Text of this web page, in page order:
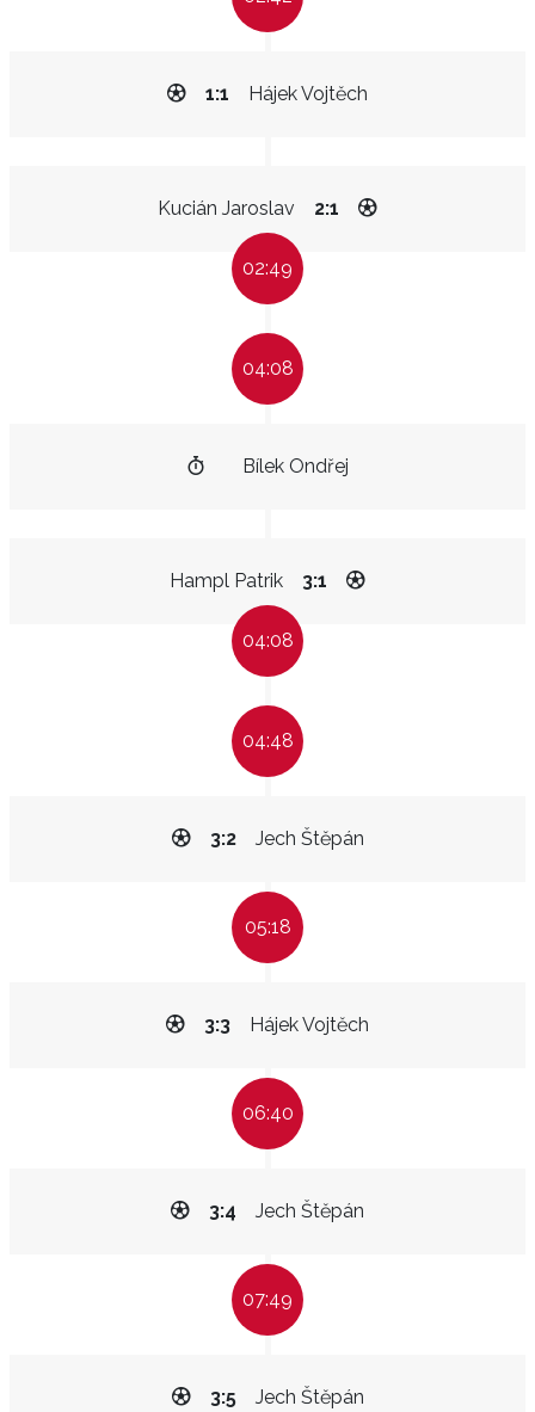
Hájek Vojtěch
1:1
Kucián Jaroslav 2:1
02:49
04:08
Bílek Ondřej
Hampl Patrik 3:1
04:08
04:48
Jech Štěpán
3:2
05:18
Hájek Vojtěch
3:3
06:40
Jech Štěpán
3:4
07:49
Jech Štěpán
3:5